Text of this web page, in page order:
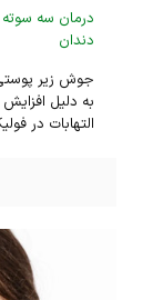
درمان سه
دندان
به دلیل
التهابات در